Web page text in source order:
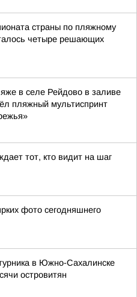
страны по пляжному
четыре решающих
в селе Рейдово в заливе
пляжный мультиспринт
тот, кто видит на шаг
фото сегодняшнего
в Южно-Сахалинске
островитян